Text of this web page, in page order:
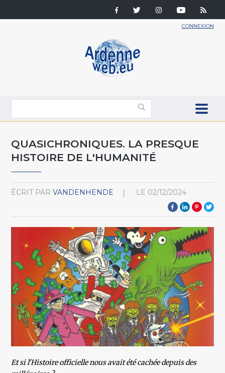
CONNEXION
QUASICHRONIQUES. LA PRESQUE
HISTOIRE DE L'HUMANITÉ
ÉCRIT PAR VANDENHENDE LE 02/12/2024
Et si l'Histoire officielle nous avait été cachée depuis des